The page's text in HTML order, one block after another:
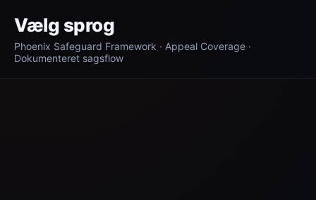
Vælg sprog
Phoenix Safeguard Framework · Appeal Coverage ·
Dokumenteret sagsflow